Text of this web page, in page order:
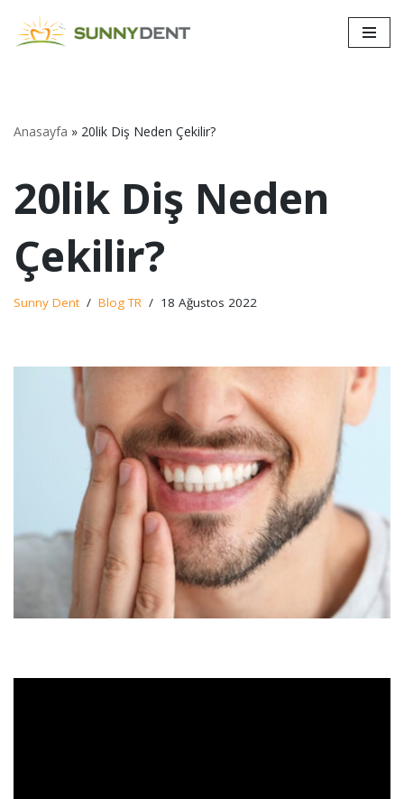
İçeriğe
Anasayfa » 20lik Diş Neden Çekilir?
20lik Diş Neden
Çekilir?
Sunny Dent Blog TR 18 Ağustos 2022